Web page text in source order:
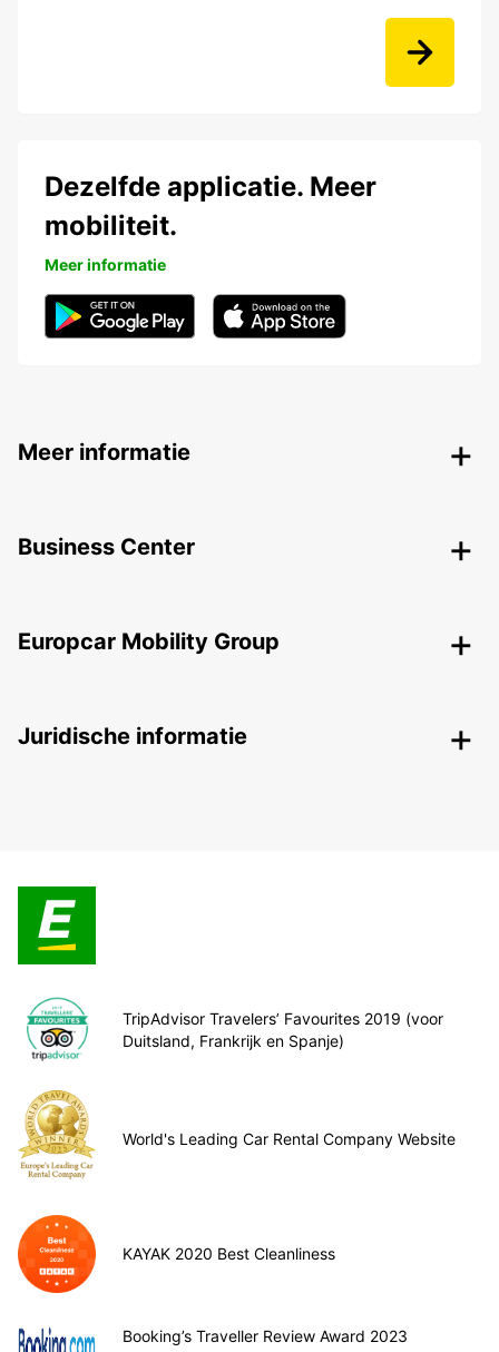
Dezelfde applicatie. Meer
mobiliteit.
Meer informatie
Meer informatie
Business Center
Europcar Mobility Group
Juridische informatie
TripAdvisor Travelers’ Favourites 2019 (voor
Duitsland, Frankrijk en Spanje)
World's Leading Car Rental Company Website
KAYAK 2020 Best Cleanliness
Booking’s Traveller Review Award 2023